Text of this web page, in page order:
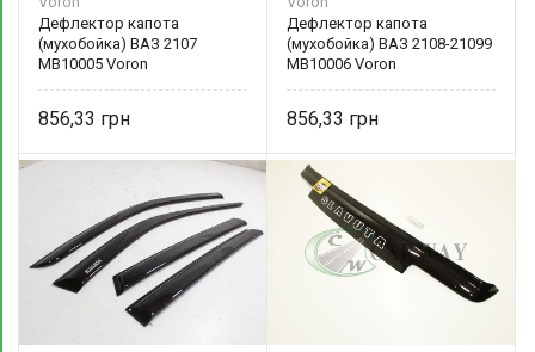
Дефлектор капота
(мухобойка) ВАЗ 2107
МВ10005 Voron
856,33
Дефлектор капота
(мухобойка) ВАЗ 2108-21099
МВ10006 Voron
856,33